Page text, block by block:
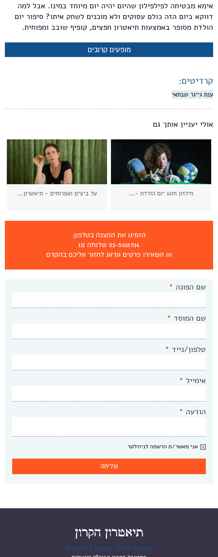
הזמינו את ההצגה בטלפון:
02-5618514 שלוחה 111
או השאירו פרטים ונדאג לחזור אליכם בהקדם
שם הפונה *
שם המוסד *
טלפון/נייד *
אימייל *
הודעה *
ניוזלטר
אני מאשר/ת הרשמה לניוזלטר
אימא מבטיחה לפילפילון שהיום יהיה יום מיוחד במינו. אבל למה
דווקא ביום הזה כולם עסוקים ולא מוכנים לשחק איתו? סיפור יום
הולדת מסופר באמצעות תיאטרון חפצים, קופיף שובב ומפוחית.
מופעים קרובים
קרדיטים:
ענת גייגר שבתאי
אולי יעניין אותך גם
חילזון חוגג יום הולדת -... על ביצים ואפרוחים - תיאטרון...
הצגות ילדים, הצגות בירושלים